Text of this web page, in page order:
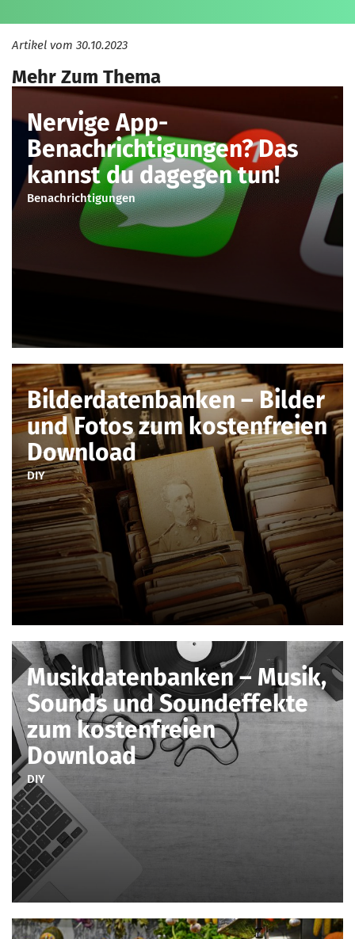
Artikel vom 30.10.2023
Mehr Zum Thema
Nervige App-
Benachrichtigungen? Das
kannst du dagegen tun!
Benachrichtigungen
Bilderdatenbanken – Bilder
und Fotos zum kostenfreien
Download
DIY
Musikdatenbanken – Musik,
Sounds und Soundeffekte
zum kostenfreien
Download
DIY